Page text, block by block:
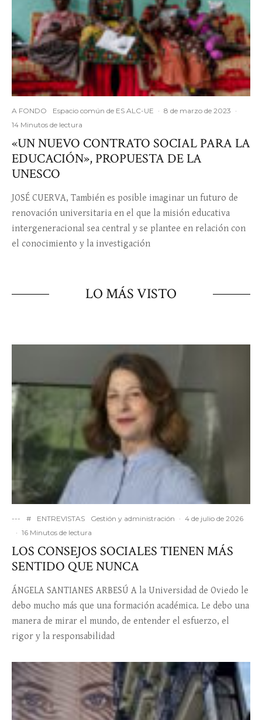
A FONDO Espacio común de ES ALC-UE · 8 de marzo de 2023 ·
14 Minutos de lectura
«UN NUEVO CONTRATO SOCIAL PARA LA
EDUCACIÓN», PROPUESTA DE LA
UNESCO
JOSÉ CUERVA, También es posible imaginar un futuro de
renovación universitaria en el que la misión educativa
intergeneracional sea central y se plantee en relación con
el conocimiento y la investigación
LO MÁS VISTO
--- # ENTREVISTAS Gestión y administración · 4 de julio de 2026
· 16 Minutos de lectura
LOS CONSEJOS SOCIALES TIENEN MÁS
SENTIDO QUE NUNCA
ÁNGELA SANTIANES ARBESÚ A la Universidad de Oviedo le
debo mucho más que una formación académica. Le debo una
manera de mirar el mundo, de entender el esfuerzo, el
rigor y la responsabilidad